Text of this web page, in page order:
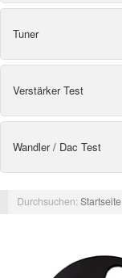
Tuner
Verstärker Test
Wandler / Dac Test
Durchsuchen:Startseite